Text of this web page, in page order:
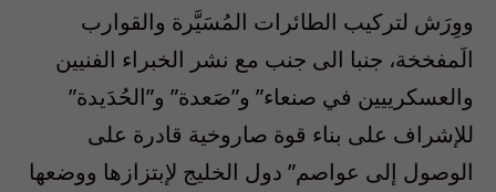
ووِرَش لتركيب الطائرات المُسَيَّرة والقوارب
الَمفخخة، جنبا الى جنب مع نشر الخبراء الفنيين
والعسكرييين في صنعاء” و”صَعدة” و”الحُدَيدة”
للإشراف على بناء قوة صاروخية قادرة على
الوصول إلى عواصم” دول الخليج لإبتزازها ووضعها